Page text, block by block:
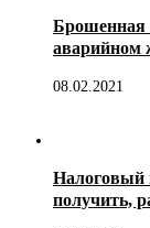
Брошенная
аварийном
08.02.2021
Налоговый
получить,